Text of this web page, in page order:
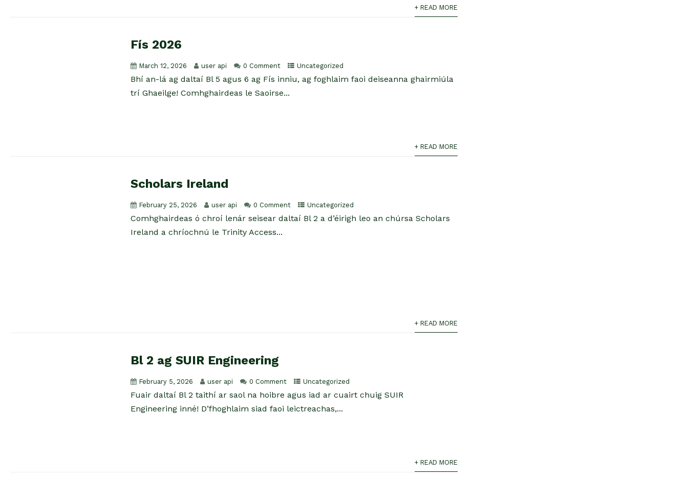
+ READ MORE
Fís 2026
March 12, 2026 user api 0 Comment Uncategorized
Bhí an-lá ag daltaí Bl 5 agus 6 ag Fís inniu, ag foghlaim faoi deiseanna ghairmiúla
trí Ghaeilge! Comhghairdeas le Saoirse...
+ READ MORE
Scholars Ireland
February 25, 2026 user api 0 Comment Uncategorized
Comhghairdeas ó chroí lenár seisear daltaí Bl 2 a d’éirigh leo an chúrsa Scholars
Ireland a chríochnú le Trinity Access...
+ READ MORE
Bl 2 ag SUIR Engineering
February 5, 2026 user api 0 Comment Uncategorized
Fuair daltaí Bl 2 taithí ar saol na hoibre agus iad ar cuairt chuig SUIR
Engineering inné! D’fhoghlaim siad faoi leictreachas,...
+ READ MORE